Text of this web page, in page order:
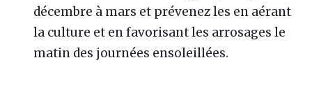
décembre à mars et prévenez les en aérant
la culture et en favorisant les arrosages le
matin des journées ensoleillées.